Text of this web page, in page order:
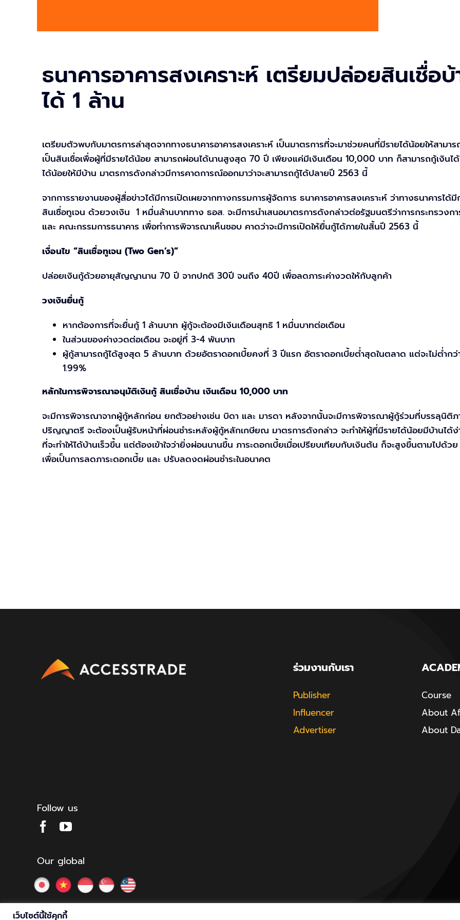
ธนาคารอาคารสงเคราะห์ เตรียมปล่อยสินเชื่อ
ได้ 1 ล้าน
เตรียมตัวพบกับมาตรการล่าสุดจากทางธนาคารอาคารสงเคราะห์ เป็นมาตรการที่จะมาช่วยคนที่มีรายได้น้อยให้สาม
เป็นสินเชื่อเพื่อผู้ที่มีรายได้น้อย สามารถผ่อนได้นานสูงสุด 70 ปี เพียงแค่มีเงินเดือน 10,000 บาท ก็สามารถกู้เงินไ
ได้น้อยให้มีบ้าน มาตรการดังกล่าวมีการคาดการณ์ออกมาว่าจะสามารถกู้ได้ปลายปี 2563 นี้
จากการรายงานของผู้สื่อข่าวได้มีการเปิดเผยจากทางกรรมการผู้จัดการ ธนาคารอาคารสงเคราะห์ ว่าทางธนาคารไ
สินเชื่อทูเจน ด้วยวงเงิน 1 หมื่นล้านบาททาง ธอส. จะมีการนำเสนอมาตรการดังกล่าวต่อรัฐมนตรีว่าการกระทรวงก
และ คณะกรรมการธนาคาร เพื่อทำการพิจารณาเห็นชอบ คาดว่าจะมีการเปิดให้ยื่นกู้ได้ภายในสิ้นปี 2563 นี้
เงื่อนไข “สินเชื่อทูเจน (Two Gen’s)”
ปล่อยเงินกู้ด้วยอายุสัญญานาน 70 ปี จากปกติ 30ปี จนถึง 40ปี เพื่อลดภาระค่างวดให้กับลูกค้า
วงเงินยื่นกู้
หากต้องการที่จะยื่นกู้ 1 ล้านบาท ผู้กู้จะต้องมีเงินเดือนสุทธิ 1 หมื่นบาทต่อเดือน
ในส่วนของค่างวดต่อเดือน จะอยู่ที่ 3-4 พันบาท
ผู้กู้สามารถกู้ได้สูงสุด 5 ล้านบาท ด้วยอัตราดอกเบี้ยคงที่ 3 ปีแรก อัตราดอกเบี้ยต่ำสุดในตลาด แต่จะไม่ต่ำกว่
1.99%
หลักในการพิจารณาอนุมัติเงินกู้ สินเชื่อบ้าน เงินเดือน 10,000 บาท
จะมีการพิจารณาจากผู้กู้หลักก่อน ยกตัวอย่างเช่น บิดา และ มารดา หลังจากนั้นจะมีการพิจารณาผู้กู้ร่วมที่บรรลุนิติ
ปริญญาตรี จะต้องเป็นผู้รับหน้าที่ผ่อนชำระหลังผู้กู้หลักเกษียณ มาตรการดังกล่าว จะทำให้ผู้ที่มีรายได้น้อยมีบ้านได้
ที่จะทำให้ได้บ้านเร็วขึ้น แต่ต้องเข้าใจว่ายิ่งผ่อนนานขึ้น ภาระดอกเบี้ยเมื่อเปรียบเทียบกับเงินต้น ก็จะสูงขึ้นตามไป
เพื่อเป็นการลดภาระดอกเบี้ย และ ปรับลดงดผ่อนชำระในอนาคต
Follow us
ร่วมงานกับเรา
Publisher
Influencer
Advertiser
Course
About
About
Our global
เว็บไซต์นี้ใช้คุกกี้